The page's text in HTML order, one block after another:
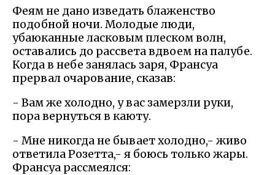
Феям не дано изведать блаженство
подобной ночи. Молодые люди,
убаюканные ласковым плеском волн,
оставались до рассвета вдвоем на палубе.
Когда в небе занялась заря, Франсуа
прервал очарование, сказав:
- Вам же холодно, у вас замерзли руки,
пора вернуться в каюту.
- Мне никогда не бывает холодно,- живо
ответила Розетта,- я боюсь только жары.
Франсуа рассмеялся: